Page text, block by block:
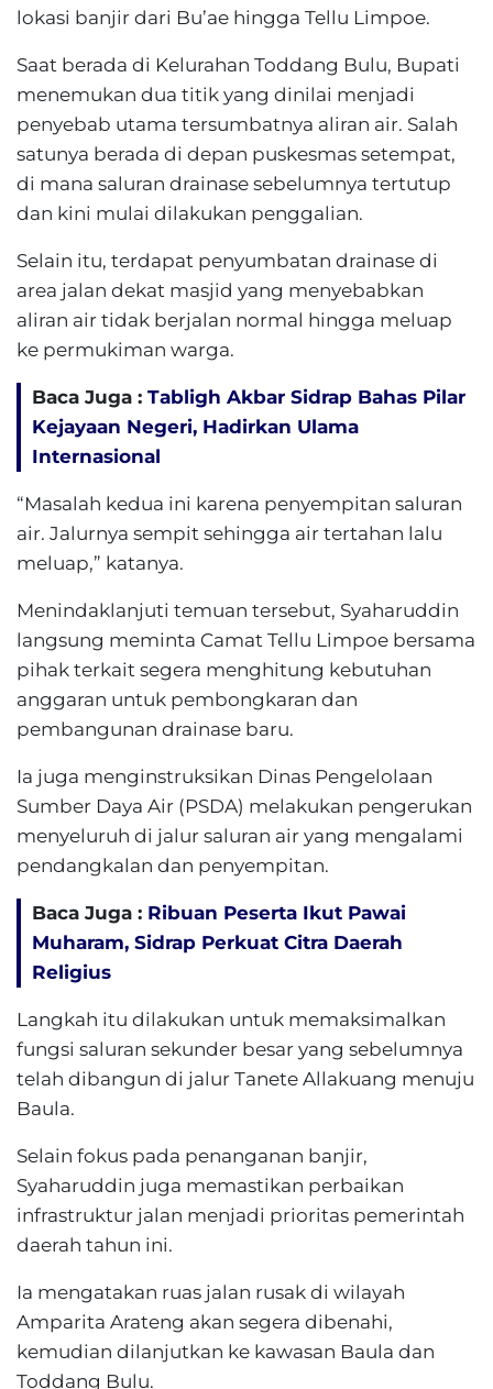
lokasi banjir dari Bu’ae hingga Tellu Limpoe.
Saat berada di Kelurahan Toddang Bulu, Bupati
menemukan dua titik yang dinilai menjadi
penyebab utama tersumbatnya aliran air. Salah
satunya berada di depan puskesmas setempat,
di mana saluran drainase sebelumnya tertutup
dan kini mulai dilakukan penggalian.
Selain itu, terdapat penyumbatan drainase di
area jalan dekat masjid yang menyebabkan
aliran air tidak berjalan normal hingga meluap
ke permukiman warga.
Baca Juga : Tabligh Akbar Sidrap Bahas Pilar
Kejayaan Negeri, Hadirkan Ulama
Internasional
“Masalah kedua ini karena penyempitan saluran
air. Jalurnya sempit sehingga air tertahan lalu
meluap,” katanya.
Menindaklanjuti temuan tersebut, Syaharuddin
langsung meminta Camat Tellu Limpoe bersama
pihak terkait segera menghitung kebutuhan
anggaran untuk pembongkaran dan
pembangunan drainase baru.
Ia juga menginstruksikan Dinas Pengelolaan
Sumber Daya Air (PSDA) melakukan pengerukan
menyeluruh di jalur saluran air yang mengalami
pendangkalan dan penyempitan.
Baca Juga : Ribuan Peserta Ikut Pawai
Muharam, Sidrap Perkuat Citra Daerah
Religius
Langkah itu dilakukan untuk memaksimalkan
fungsi saluran sekunder besar yang sebelumnya
telah dibangun di jalur Tanete Allakuang menuju
Baula.
Selain fokus pada penanganan banjir,
Syaharuddin juga memastikan perbaikan
infrastruktur jalan menjadi prioritas pemerintah
daerah tahun ini.
Ia mengatakan ruas jalan rusak di wilayah
Amparita Arateng akan segera dibenahi,
kemudian dilanjutkan ke kawasan Baula dan
Toddang Bulu.